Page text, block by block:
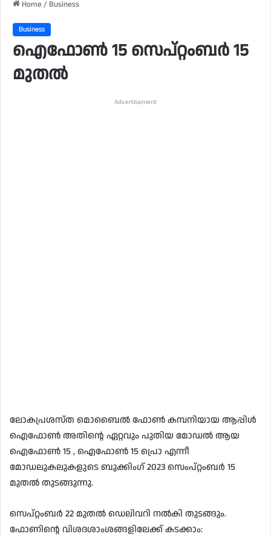
Home / Business
Business
ഐഫോൺ 15 സെപ്റ്റംബർ 15
മുതൽ
Advertisement
ലോകപ്രശസ്ത മൊബൈൽ ഫോൺ കമ്പനിയായ ആപ്പിൾ
ഐഫോൺ അതിന്റെ ഏറ്റവും പുതിയ മോഡൽ ആയ
ഐഫോൺ 15 , ഐഫോൺ 15 പ്രൊ എന്നീ
മോഡലുകലുകളുടെ ബുക്കിംഗ് 2023 സെംപ്റ്റംബർ 15
മുതൽ തുടങ്ങുന്നു.
സെപ്റ്റംബർ 22 മുതൽ ഡെലിവറി നൽകി തുടങ്ങും.
ഫോണിന്റെ വിശദശാംശങ്ങളിലേക്ക് കടക്കാം: